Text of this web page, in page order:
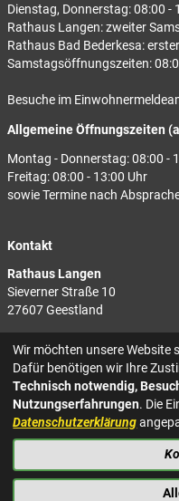
Dienstag, Donnerstag: 08:00 -
Rathaus Langen: zweiter
Rathaus Bad Bederkesa:
Samstagsöffnungszeiten:
Besuche im
Allgemeine Öffnungszeiten
Montag - Donnerstag: 08:00 -
Freitag: 08:00 - 13:00 Uhr
sowie Termine nach
Kontakt
Rathaus Langen
Sieverner Straße 10
27607 Geestland
Rathaus Bad Bederkesa
Am Markt 8
27624 Geestland
Tel.: 04743 937-2300
KONTAKT
IMPRESSUM
Wir möchten unsere
Dafür benötigen wir Ihre
Technisch notwendig,
Nutzungserfahrungen. Die
Datenschutzerklärung